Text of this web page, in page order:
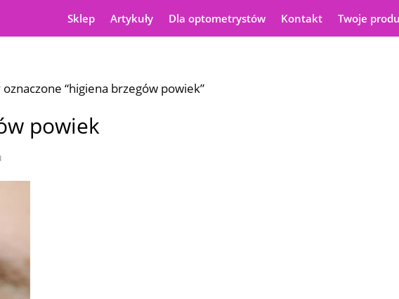
Sklep Artykuły Dla optometrystów Kontakt Twoje
“higiena brzegów powiek”
powiek